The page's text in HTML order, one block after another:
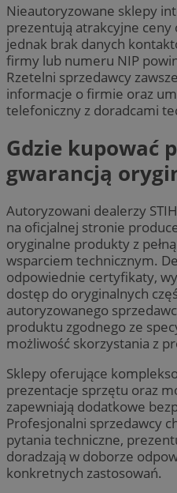
Nieautoryzowane sklepy
prezentują atrakcyjne
jednak brak danych
firmy lub numeru NIP
Rzetelni sprzedawcy
informacje o firmie oraz
telefoniczny z doradcami
Gdzie kupować
gwarancją
Autoryzowani dealerzy
na oficjalnej stronie
oryginalne produkty z
wsparciem technicznym.
odpowiednie certyfikaty,
dostęp do oryginalnych
autoryzowanego
produktu zgodnego ze
możliwość skorzystania z
Sklepy oferujące
prezentacje sprzętu oraz
zapewniają dodatkowe
Profesjonalni sprzedawcy
pytania techniczne,
doradzają w doborze
konkretnych zastosowań.